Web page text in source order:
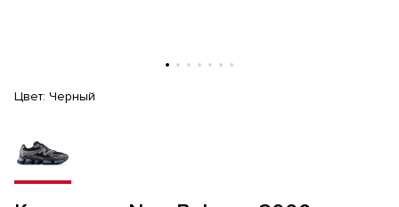
Цвет: Черный